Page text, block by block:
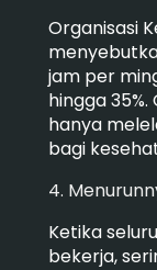
Organisasi
jam per
hingga
hanya
bagi
4.
Ketika
bekerja,